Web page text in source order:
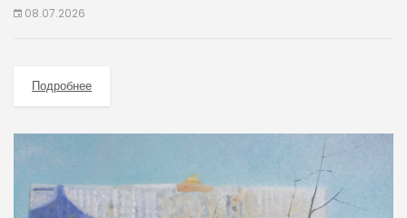
08.07.2026
Подробнее